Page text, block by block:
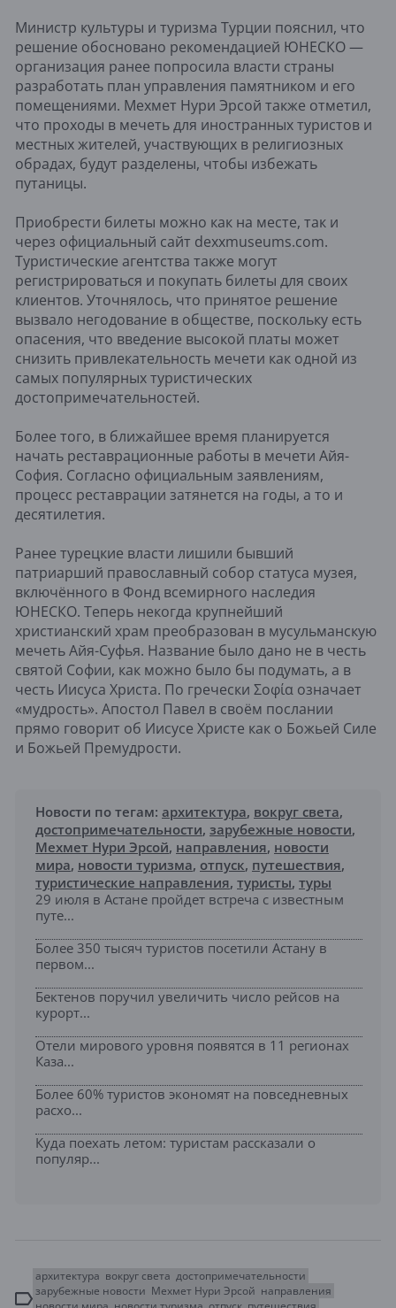
Министр культуры и туризма Турции пояснил, что
решение обосновано рекомендацией ЮНЕСКО —
организация ранее попросила власти страны
разработать план управления памятником и его
помещениями. Мехмет Нури Эрсой также отметил,
что проходы в мечеть для иностранных туристов и
местных жителей, участвующих в религиозных
обрадах, будут разделены, чтобы избежать
путаницы.
Приобрести билеты можно как на месте, так и
через официальный сайт dexxmuseums.com.
Туристические агентства также могут
регистрироваться и покупать билеты для своих
клиентов. Уточнялось, что принятое решение
вызвало негодование в обществе, поскольку есть
опасения, что введение высокой платы может
снизить привлекательность мечети как одной из
самых популярных туристических
достопримечательностей.
Более того, в ближайшее время планируется
начать реставрационные работы в мечети Айя-
София. Согласно официальным заявлениям,
процесс реставрации затянется на годы, а то и
десятилетия.
Ранее турецкие власти лишили бывший
патриарший православный собор статуса музея,
включённого в Фонд всемирного наследия
ЮНЕСКО. Теперь некогда крупнейший
христианский храм преобразован в мусульманскую
мечеть Айя-Суфья. Название было дано не в честь
святой Софии, как можно было бы подумать, а в
честь Иисуса Христа. По гречески Σοφία означает
«мудрость». Апостол Павел в своём послании
прямо говорит об Иисусе Христе как о Божьей Силе
и Божьей Премудрости.
Новости по тегам: архитектура, вокруг света,
достопримечательности, зарубежные новости,
Мехмет Нури Эрсой, направления, новости
мира, новости туризма, отпуск, путешествия,
туристические направления, туристы, туры
29 июля в Астане пройдет встреча с известным
путе...
Более 350 тысяч туристов посетили Астану в
первом...
Бектенов поручил увеличить число рейсов на
курорт...
Отели мирового уровня появятся в 11 регионах
Каза...
Более 60% туристов экономят на повседневных
расхо...
Куда поехать летом: туристам рассказали о
популяр...
архитектура вокруг света достопримечательности
зарубежные новости Мехмет Нури Эрсой направления